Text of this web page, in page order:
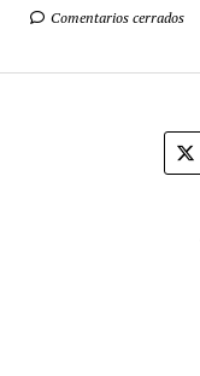
Comentarios cerrados